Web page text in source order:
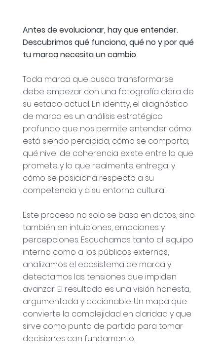
Antes de evolucionar, hay que entender.
Descubrimos qué funciona, qué no y por qué
tu marca necesita un cambio.
Toda marca que busca transformarse
debe empezar con una fotografía clara de
su estado actual. En identty, el diagnóstico
de marca es un análisis estratégico
profundo que nos permite entender cómo
está siendo percibida, cómo se comporta,
qué nivel de coherencia existe entre lo que
promete y lo que realmente entrega, y
cómo se posiciona respecto a su
competencia y a su entorno cultural.
Este proceso no solo se basa en datos, sino
también en intuiciones, emociones y
percepciones. Escuchamos tanto al equipo
interno como a los públicos externos,
analizamos el ecosistema de marca y
detectamos las tensiones que impiden
avanzar. El resultado es una visión honesta,
argumentada y accionable. Un mapa que
convierte la complejidad en claridad y que
sirve como punto de partida para tomar
decisiones con fundamento.